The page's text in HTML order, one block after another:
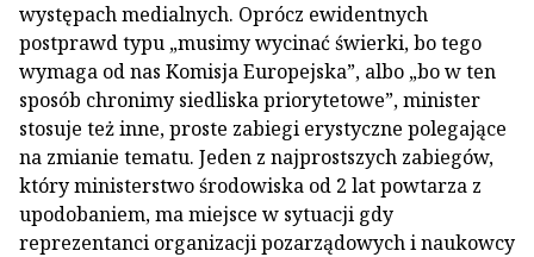
występach medialnych. Oprócz ewidentnych
postprawd typu „musimy wycinać świerki, bo tego
wymaga od nas Komisja Europejska”, albo „bo w ten
sposób chronimy siedliska priorytetowe”, minister
stosuje też inne, proste zabiegi erystyczne polegające
na zmianie tematu. Jeden z najprostszych zabiegów,
który ministerstwo środowiska od 2 lat powtarza z
upodobaniem, ma miejsce w sytuacji gdy
reprezentanci organizacji pozarządowych i naukowcy